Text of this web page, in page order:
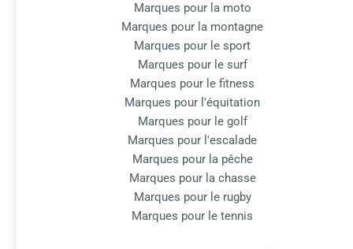
Marques pour la moto
Marques pour la montagne
Marques pour le sport
Marques pour le surf
Marques pour le fitness
Marques pour l'équitation
Marques pour le golf
Marques pour l'escalade
Marques pour la pêche
Marques pour la chasse
Marques pour le rugby
Marques pour le tennis